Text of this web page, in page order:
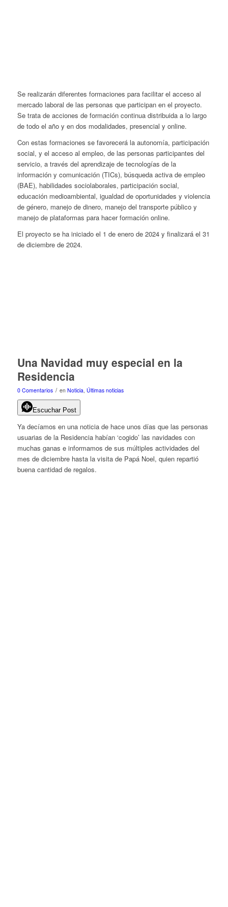
Se realizarán diferentes formaciones para facilitar el acceso al
mercado laboral de las personas que participan en el proyecto.
Se trata de acciones de formación continua distribuida a lo largo
de todo el año y en dos modalidades, presencial y online.
Con estas formaciones se favorecerá la autonomía, participación
social, y el acceso al empleo, de las personas participantes del
servicio, a través del aprendizaje de tecnologías de la
información y comunicación (TICs), búsqueda activa de empleo
(BAE), habilidades sociolaborales, participación social,
educación medioambiental, igualdad de oportunidades y violencia
de género, manejo de dinero, manejo del transporte público y
manejo de plataformas para hacer formación online.
El proyecto se ha iniciado el 1 de enero de 2024 y finalizará el 31
de diciembre de 2024.
Una Navidad muy especial en la
Residencia
0 Comentarios / en Noticia Últimas noticias
Escuchar Post
Ya decíamos en una noticia de hace unos días que las personas
usuarias de la Residencia habían ‘cogido’ las navidades con
muchas ganas e informamos de sus múltiples actividades del
mes de diciembre hasta la visita de Papá Noel, quien repartió
buena cantidad de regalos.